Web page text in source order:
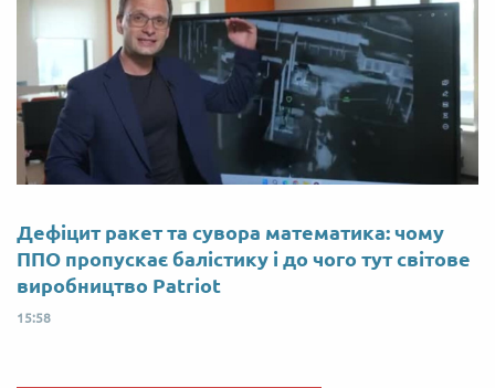
Дефіцит ракет та сувора математика: чому
ППО пропускає балістику і до чого тут світове
виробництво Patriot
15:58